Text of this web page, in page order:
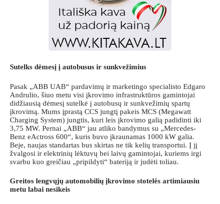
Sutelks dėmesį į autobusus ir sunkvežimius
Pasak „ABB UAB“ pardavimų ir marketingo specialisto Edgaro
Andrulio, šiuo metu visi įkrovimo infrastruktūros gamintojai
didžiausią dėmesį sutelkė į autobusų ir sunkvežimių spartų
įkrovimą. Mums įprastą CCS jungtį pakeis MCS (Megawatt
Charging System) jungtis, kuri leis įkrovimo galią padidinti iki
3,75 MW. Pernai „ABB“ jau atliko bandymus su „Mercedes-
Benz eActross 600“, kuris buvo įkraunamas 1000 kW galia.
Beje, naujas standartas bus skirtas ne tik kelių transportui. Į jį
žvalgosi ir elektrinių lėktuvų bei laivų gamintojai, kuriems irgi
svarbu kuo greičiau „pripildyti“ bateriją ir judėti toliau.
Greitos lengvųjų automobilių įkrovimo stotelės artimiausiu
metu labai nesikeis